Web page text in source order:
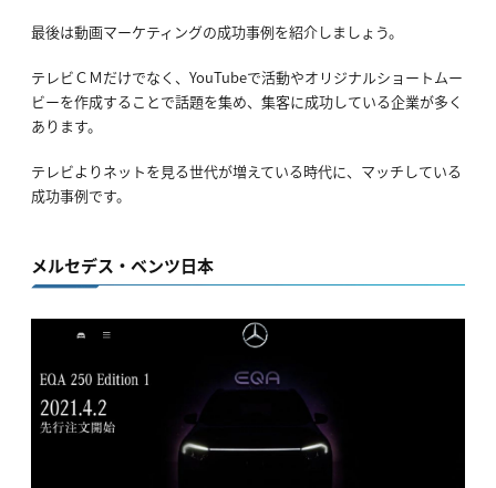
最後は動画マーケティングの成功事例を紹介しましょう。
テレビＣＭだけでなく、YouTubeで活動やオリジナルショートムー
ビーを作成することで話題を集め、集客に成功している企業が多く
あります。
テレビよりネットを見る世代が増えている時代に、マッチしている
成功事例です。
メルセデス・ベンツ日本